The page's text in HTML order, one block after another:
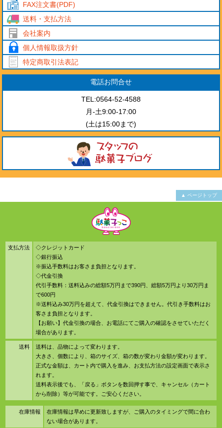
FAX注文書(PDF)
送料・支払方法
会社案内
個人情報取扱方針
特定商取引法表記
電話お問合せ
TEL:0564-52-4588
月-土9:00-17:00
(土は15:00まで)
▲ ページトップ
支払方法
◇クレジットカード
◇銀行振込
※振込手数料はお客さま負担となります。
◇代金引換
代引手数料：送料込みの総額5万円まで390円、総額5万円より30万円ま
で600円
※送料込み30万円を超えて、代金引換はできません。代引き手数料はお
客さま負担となります。
【お願い】代金引換の場合、お電話にてご購入の確認をさせていただく
場合があります。
送料
送料は、品物によって変わります。
大きさ、個数により、箱のサイズ、箱の数が変わり金額が変わります。
正式な金額は、カート内で購入を進み、お支払方法の設定画面で表示さ
れます。
送料表示後でも、「戻る」ボタンを数回押す事で、キャンセル（カート
から削除）等が可能です。ご安心ください。
在庫情報
在庫情報は早めに更新致しますが、ご購入のタイミングで間に合わ
ない場合があります。